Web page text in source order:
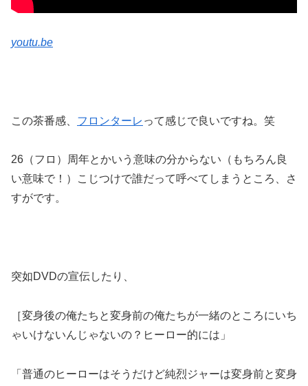
youtu.be
この茶番感、 フロンターレ って感じで良いですね。笑
26（フロ）周年とかいう意味の分からない（もちろん良
い意味で！）こじつけで誰だって呼べてしまうところ、さ
すがです。
突如DVDの宣伝したり、
［変身後の俺たちと変身前の俺たちが一緒のところにいち
ゃいけないんじゃないの？ヒーロー的には」
「普通のヒーローはそうだけど純烈ジャーは変身前と変身